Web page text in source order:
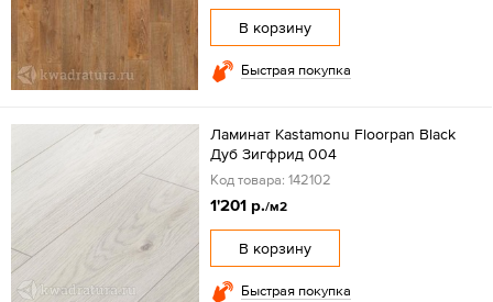
В корзину
Быстрая покупка
Ламинат Kastamonu Floorpan Black
Дуб Зигфрид 004
Код товара: 142102
1'201 р./м2
В корзину
Быстрая покупка